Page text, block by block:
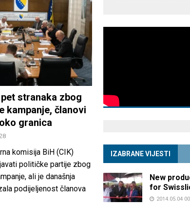
stranaka zbog
kampanje, članovi
granica
komisija BiH (CIK)
političke partije zbog
ali je današnja
podijeljenost članova
IZABRANE VIJESTI
New
for
2014.05.04